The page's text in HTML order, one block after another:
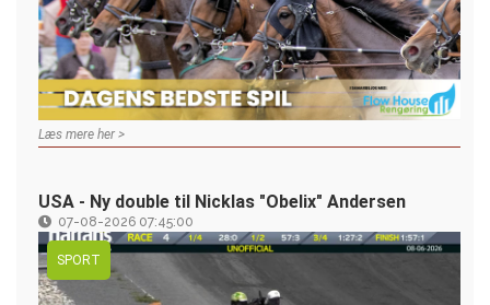
Læs mere her >
USA - Ny double til Nicklas "Obelix" Andersen
07-08-2026 07:45:00
SPORT